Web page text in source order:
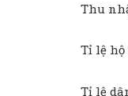
Thu
Tỉ lệ
Tỉ lệ